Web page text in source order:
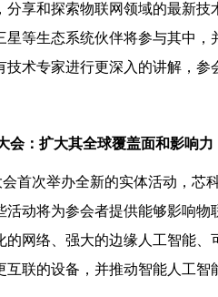
分享和探索物联网领域的最新
星等生态系统伙伴将参与其中
技术专家进行更深入的讲解，参
会：扩大其全球覆盖面和影响力
会首次举办全新的实体活动，
活动将为参会者提供能够影响
的网络、强大的边缘人工智能
联的设备，并推动智能人工智